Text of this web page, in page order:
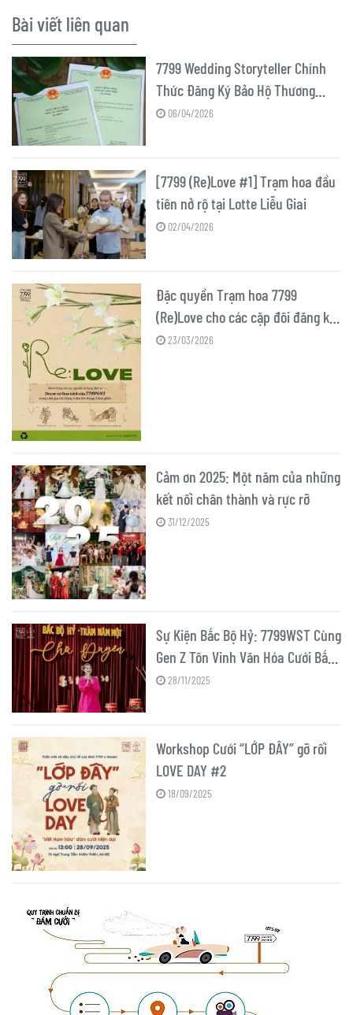
Bài viết liên quan
7799 Wedding Storyteller Chính
Thức Đăng Ký Bảo Hộ Thương
Hiệu Thành Công
06/04/2026
[7799 (Re)Love #1] Trạm hoa đầu
tiên nở rộ tại Lotte Liễu Giai
02/04/2026
Đặc quyền Trạm hoa 7799
(Re)Love cho các cặp đôi đăng ký
dịch vụ decor hoa tươi
23/03/2026
Cảm ơn 2025: Một năm của những
kết nối chân thành và rực rỡ
31/12/2025
Sự Kiện Bắc Bộ Hỷ: 7799WST Cùng
Gen Z Tôn Vinh Văn Hóa Cưới Bắc
Bộ28/11/2025
Workshop Cưới “LỚP ĐÂY” gỡ rối
LOVE DAY #2
18/09/2025